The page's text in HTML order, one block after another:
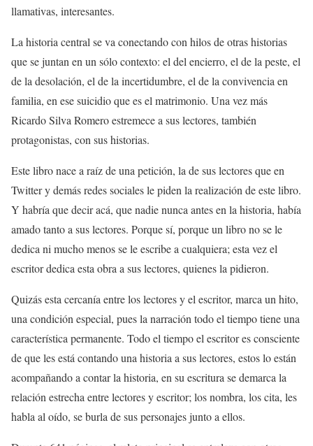
llamativas, interesantes.
La historia central se va conectando con hilos de otras historias
que se juntan en un sólo contexto: el del encierro, el de la peste, el
de la desolación, el de la incertidumbre, el de la convivencia en
familia, en ese suicidio que es el matrimonio. Una vez más
Ricardo Silva Romero estremece a sus lectores, también
protagonistas, con sus historias.
Este libro nace a raíz de una petición, la de sus lectores que en
Twitter y demás redes sociales le piden la realización de este libro.
Y habría que decir acá, que nadie nunca antes en la historia, había
amado tanto a sus lectores. Porque sí, porque un libro no se le
dedica ni mucho menos se le escribe a cualquiera; esta vez el
escritor dedica esta obra a sus lectores, quienes la pidieron.
Quizás esta cercanía entre los lectores y el escritor, marca un hito,
una condición especial, pues la narración todo el tiempo tiene una
característica permanente. Todo el tiempo el escritor es consciente
de que les está contando una historia a sus lectores, estos lo están
acompañando a contar la historia, en su escritura se demarca la
relación estrecha entre lectores y escritor; los nombra, los cita, les
habla al oído, se burla de sus personajes junto a ellos.